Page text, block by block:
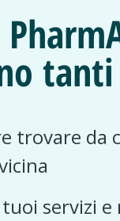
trovare da
servizi